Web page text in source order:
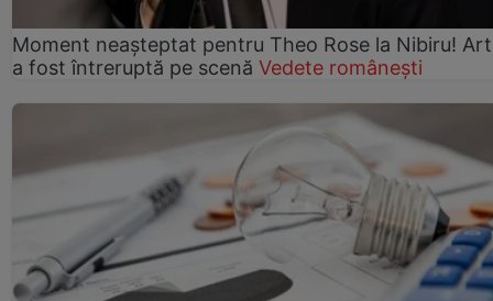
Moment neașteptat pentru Theo Rose la Nibiru!
a fost întreruptă pe scenă Vedete românești